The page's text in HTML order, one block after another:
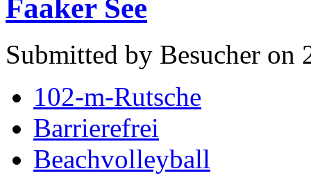
Faaker See
Submitted by Besucher on
102-m-Rutsche
Barrierefrei
Beachvolleyball